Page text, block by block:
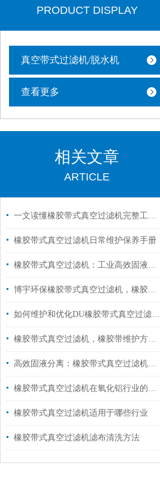
PRODUCT DISPLAY
真空带式过滤机/脱水机
查看更多
相关文章
ARTICLE
一文读懂橡胶带式真空过滤机完整工作循环
橡胶带式真空过滤机日常维护保养手册
橡胶带式真空过滤机：工业高效固液分离领域的得力助手
博宇环保橡胶带式真空过滤机，橡胶过滤带的核心技术亮点
如何维护和优化DU橡胶带式真空过滤机的性能？
橡胶带式真空过滤机，橡胶带维护方法！
高效固液分离：橡胶带式真空过滤机性能详解
橡胶带式真空过滤机在氧化铝行业的应用分析
橡胶带式真空过滤机适用于哪些行业
橡胶带式真空过滤机滤布清洗方法